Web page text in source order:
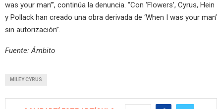
was your man’”, continúa la denuncia. “Con ‘Flowers’, Cyrus, Hein
y Pollack han creado una obra derivada de ‘When I was your man’
sin autorización”.
Fuente: Ámbito
MILEY CYRUS